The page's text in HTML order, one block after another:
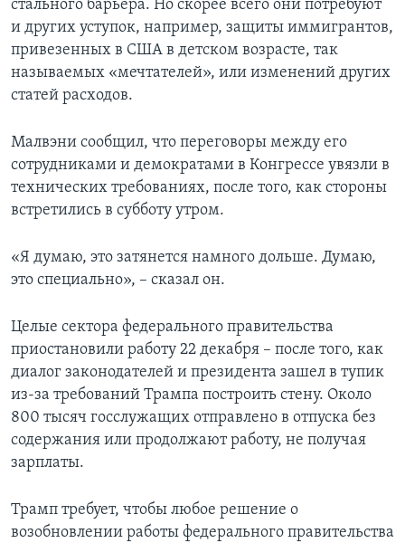
стального барьера. Но скорее всего они потребуют
и других уступок, например, защиты иммигрантов,
привезенных в США в детском возрасте, так
называемых «мечтателей», или изменений других
статей расходов.
Малвэни сообщил, что переговоры между его
сотрудниками и демократами в Конгрессе увязли в
технических требованиях, после того, как стороны
встретились в субботу утром.
«Я думаю, это затянется намного дольше. Думаю,
это специально», – сказал он.
Целые сектора федерального правительства
приостановили работу 22 декабря – после того, как
диалог законодателей и президента зашел в тупик
из-за требований Трампа построить стену. Около
800 тысяч госслужащих отправлено в отпуска без
содержания или продолжают работу, не получая
зарплаты.
Трамп требует, чтобы любое решение о
возобновлении работы федерального правительства